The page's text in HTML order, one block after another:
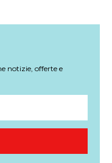
notizie, offerte e